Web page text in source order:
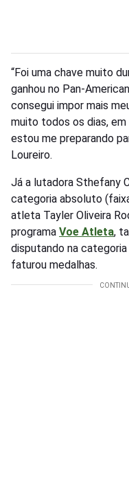
“Foi uma chave muito
ganhou no Pan-
consegui impor mais
muito todos os dias,
estou me preparando
Loureiro.
Já a lutadora Sthefany
categoria absoluto
atleta Tayler Oliveira
programa Voe Atleta,
disputando na
faturou medalhas.